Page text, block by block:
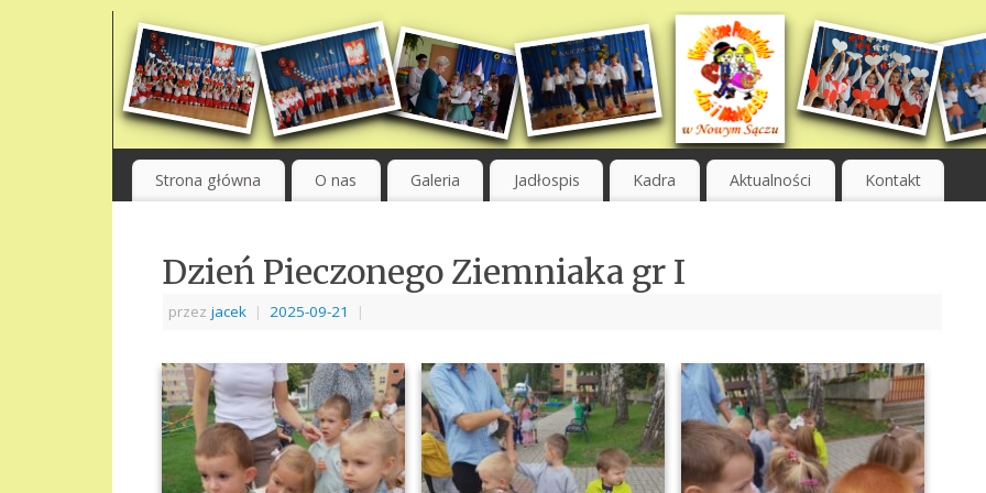
Strona główna O nas Galeria Jadłospis Kadra Aktualności Kontakt
Dzień Pieczonego Ziemniaka gr I
przez jacek | 2025-09-21 |